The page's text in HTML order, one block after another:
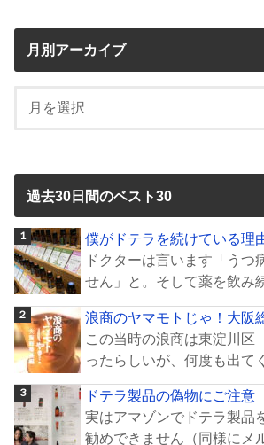
月別アーカイブ
過去30日間のベスト30
僕がドテラを続けている理
ドクターは言います「うつ
せん」と。そして薬を飲み
浪商のヤマモトじゃ！大阪
この当時の浪商は東淀川区
ったらしいが、何度も出て
ドテラ製品の偽物にご注意
実はアマゾンでドテラ製品
勧めできません（同様にメ